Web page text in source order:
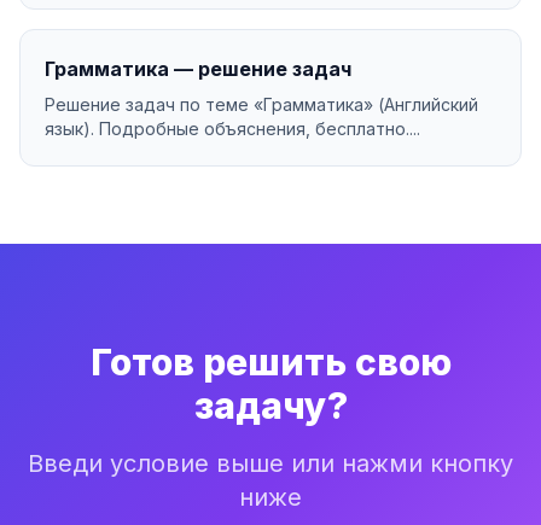
Грамматика — решение задач
Решение задач по теме «Грамматика» (Английский
язык). Подробные объяснения, бесплатно....
Готов решить свою
задачу?
Введи условие выше или нажми кнопку
ниже